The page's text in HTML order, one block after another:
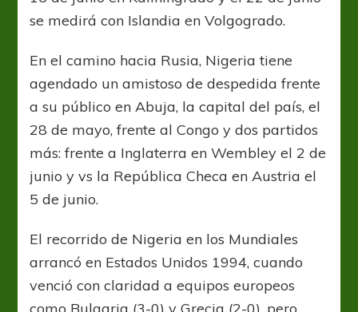
se medirá con Islandia en Volgogrado.
En el camino hacia Rusia, Nigeria tiene
agendado un amistoso de despedida frente
a su público en Abuja, la capital del país, el
28 de mayo, frente al Congo y dos partidos
más: frente a Inglaterra en Wembley el 2 de
junio y vs la República Checa en Austria el
5 de junio.
El recorrido de Nigeria en los Mundiales
arrancó en Estados Unidos 1994, cuando
venció con claridad a equipos europeos